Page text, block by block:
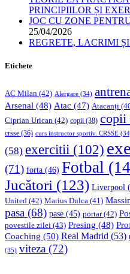
PRINCIPIILOR ȘI
JOC CU ZONE
25/04/2026
REGRETE, LACRIMI
Etichete
AC Milan (42) Alergare (34)
Arsenal (48) Atac (47) Atacanți
Ciprian Urican (42) copii (38) copii
crsse (36) curs instructor sportiv. CRSSE
(58) exercitii (102)
(71) forta (46) Fotbal
Jucători (123) Liverpool
United (42) Marius Dulca (41)
pasa (68) pase (45) portar(42)
povestile zilei (43) Presing (48)
Coaching (50) Real Madrid (53)
(35) viteza (72)